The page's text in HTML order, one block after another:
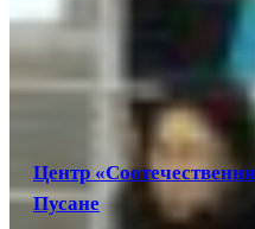
Центр
Пусане